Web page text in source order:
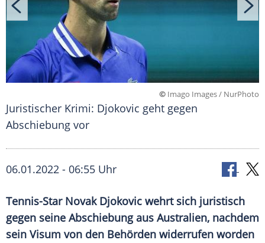
© Imago Images / NurPhoto
Juristischer Krimi: Djokovic geht gegen
Abschiebung vor
06.01.2022 - 06:55 Uhr
Tennis-Star Novak Djokovic wehrt sich juristisch
gegen seine Abschiebungaus Australien, nachdem
sein Visum von den Behörden widerrufen worden